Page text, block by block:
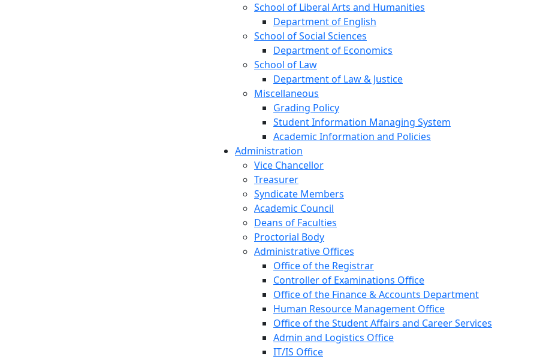
School of Liberal Arts and Humanities
Department of English
School of Social Sciences
Department of Economics
School of Law
Department of Law & Justice
Miscellaneous
Grading Policy
Student Information Managing System
Academic Information and Policies
Administration
Vice Chancellor
Treasurer
Syndicate Members
Academic Council
Deans of Faculties
Proctorial Body
Administrative Offices
Office of the Registrar
Controller of Examinations Office
Office of the Finance & Accounts Department
Human Resource Management Office
Office of the Student Affairs and Career Services
Admin and Logistics Office
IT/IS Office